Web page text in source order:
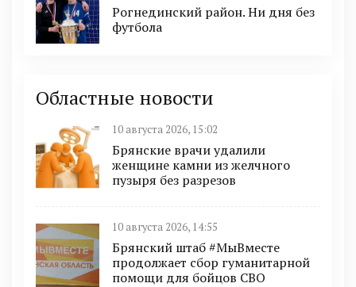
Рогнединский район. Ни дня без
футбола
Областные новости
10 августа 2026, 15:02
Брянские врачи удалили
женщине камни из желчного
пузыря без разрезов
10 августа 2026, 14:55
Брянский штаб #МыВместе
продолжает сбор гуманитарной
помощи для бойцов СВО